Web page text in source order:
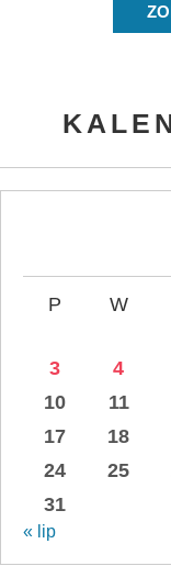
P W
3
4
10
11
17
18
24
25
31
« lip